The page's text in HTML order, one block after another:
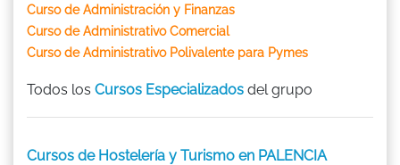
Curso de Administración y Finanzas
Curso de Administrativo Comercial
Curso de Administrativo Polivalente para Pymes
Todos los Cursos Especializados del grupo
Cursos de Hostelería y Turismo en PALENCIA